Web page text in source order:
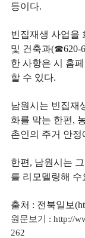
등이다.
빈집재생 사업을
및 건축과(☎620-
한 사항은 시 홈
할 수 있다.
남원시는 빈집재
화를 막는 한편,
촌인의 주거 안
한편, 남원시는
를 리모델링해
출처 : 전북일보
원문보기 : http://
262